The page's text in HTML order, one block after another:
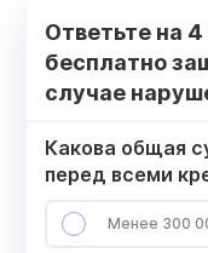
Ответьте на
бесплатно
случае
Какова общая
перед всеми
Менее 300